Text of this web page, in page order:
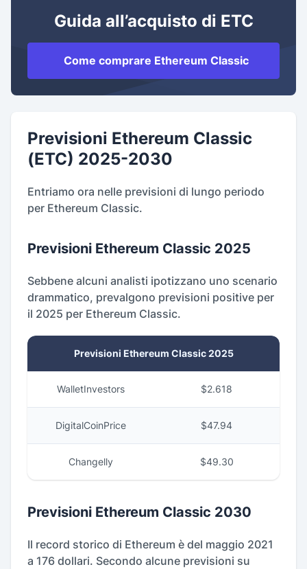
Guida all’acquisto di ETC
Come comprare Ethereum Classic
Previsioni Ethereum Classic
(ETC) 2025-2030
Entriamo ora nelle previsioni di lungo periodo
per Ethereum Classic.
Previsioni Ethereum Classic 2025
Sebbene alcuni analisti ipotizzano uno scenario
drammatico, prevalgono previsioni positive per
il 2025 per Ethereum Classic.
Previsioni Ethereum Classic 2025
WalletInvestors $2.618
DigitalCoinPrice $47.94
Changelly $49.30
Previsioni Ethereum Classic 2030
Il record storico di Ethereum è del maggio 2021
a 176 dollari. Secondo alcune previsioni su